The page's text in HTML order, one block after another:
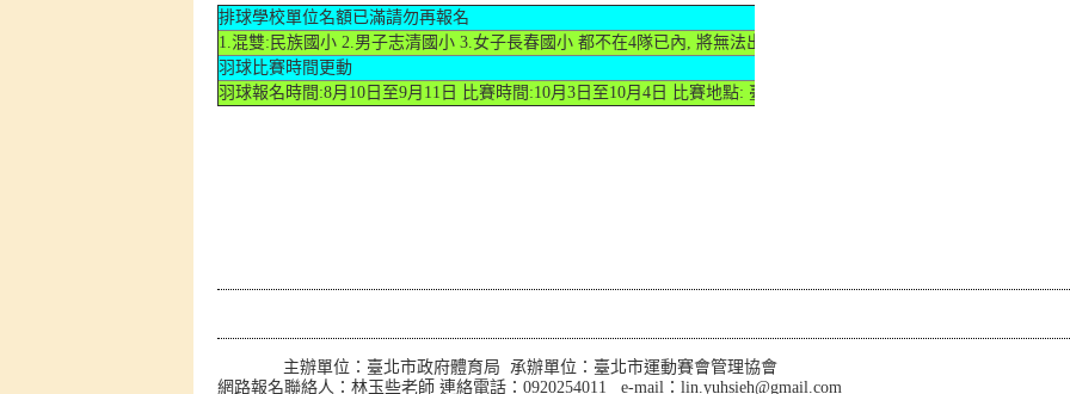
排球學校單位名額已滿請勿再報名
1.混雙:民族國小 2.男子志清國小 3.女子長春國小 都不在4隊已內, 將無法出賽
羽球比賽時間更動
羽球報名時間:8月10日至9月11日 比賽時間:10月3日至10月4日 比賽地點: 臺北體育館
主辦單位：臺北市政府體育局 承辦單位：臺北市運動賽會管理協會
網路報名聯絡人：林玉些老師 連絡電話：0920254011 e-mail：lin.yuhsieh@gmail.com